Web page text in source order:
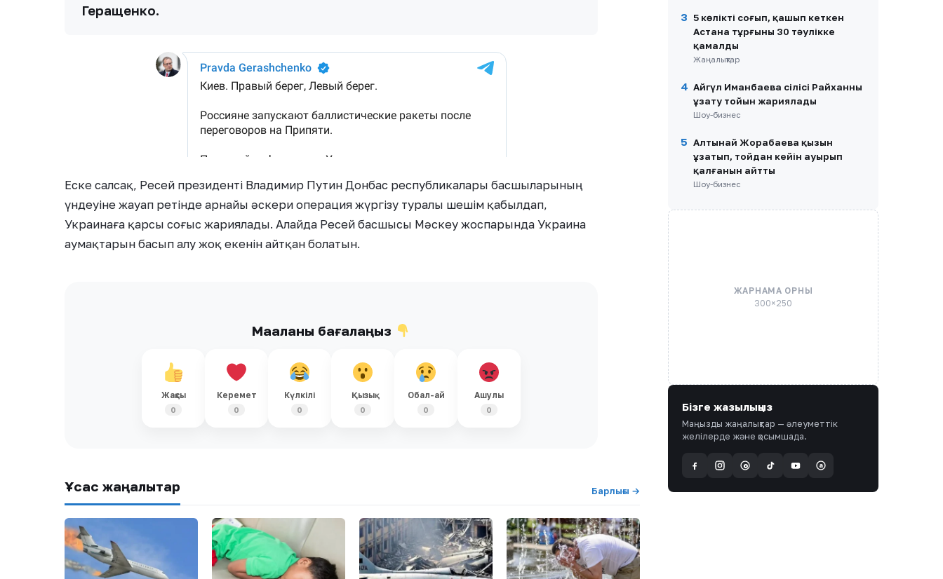
Геращенко.
Еске салсақ, Ресей президенті Владимир Путин Донбас республикалары басшыларының
үндеуіне жауап ретінде арнайы әскери операция жүргізу туралы шешім қабылдап,
Украинаға қарсы соғыс жариялады. Алайда Ресей басшысы Мәскеу жоспарында Украина
аумақтарын басып алу жоқ екенін айтқан болатын.
Мақаланы бағалаңыз
Жақсы
0
Керемет
0
Күлкілі
0
Қызық
0
Обал-ай
0
Ашулы
0
Ұқсас жаңалықтар Барлығы →
3
5 көлікті соғып, қашып кеткен
Астана тұрғыны 30 тәулікке
қамалды
Жаңалықтар
4 Айгүл Иманбаева сіңлісі Райханның
ұзату тойын жариялады
Шоу-бизнес
5 Алтынай Жорабаева қызын
ұзатып, тойдан кейін ауырып
қалғанын айтты
Шоу-бизнес
ЖАРНАМА ОРНЫ
300×250
Бізге жазылыңыз
Маңызды жаңалықтар — әлеуметтік
желілерде және қосымшада.
@ a